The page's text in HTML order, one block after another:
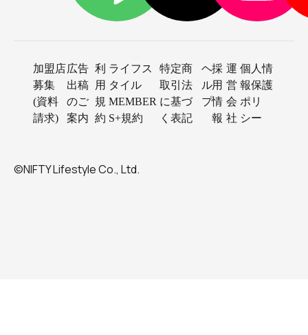
加盟店
募集
(資料
請求)
広告
出稿
のご
案内
利
用
規
約
ライフス
タイル
MEMBER
S+規約
特定商
取引法
に基づ
く表記
ヘ
ル
プ
採
用
情
報
運
営
会
社
個人情
報保護
ポリ
シー
©NIFTY Lifestyle Co., Ltd.